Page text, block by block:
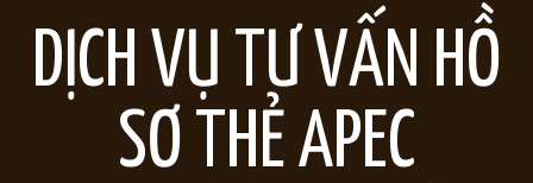
DỊCH VỤ TƯ VẤN HỒ
SƠ THẺ APEC